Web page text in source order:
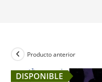
Producto anterior
DISPONIBLE